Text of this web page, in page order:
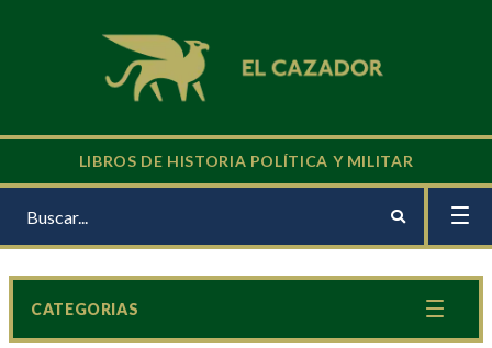
LIBROS DE HISTORIA POLÍTICA Y MILITAR
CATEGORIAS